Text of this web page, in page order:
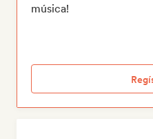
música!